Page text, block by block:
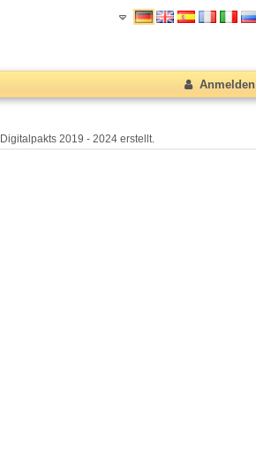
Anmelden
2019 - 2024 erstellt.